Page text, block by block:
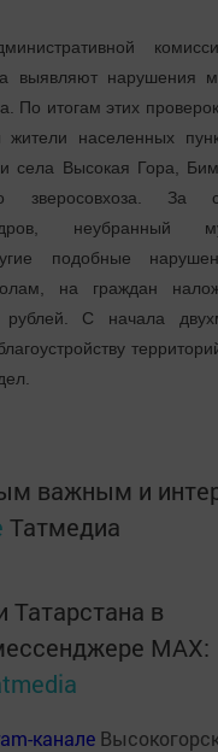
выявляют нарушения
По итогам этих
жители населенных
села Высокая Гора,
зверосовхоза. За
дров, неубранный
подобные
на граждан
С начала
важным и
Татмедиа
Татарстана в
MАХ:
канале